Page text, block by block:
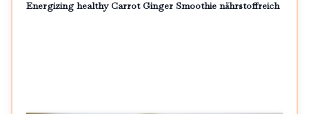
Energizing healthy Carrot Ginger Smoothie nährstoffreich